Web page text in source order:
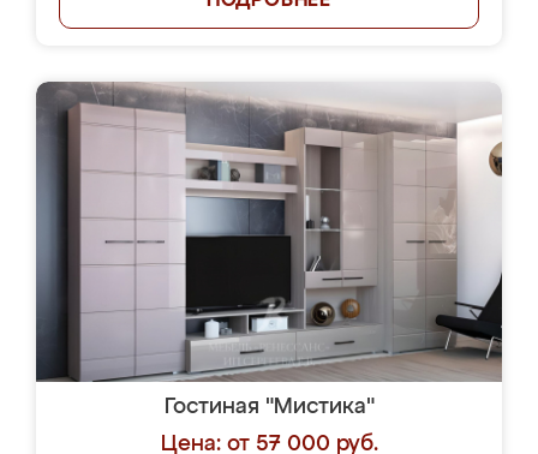
Гостиная "Мистика"
Цена: от 57 000 руб.